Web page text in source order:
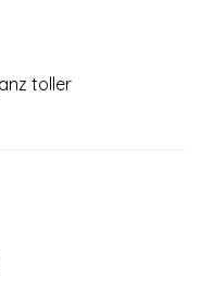
toller